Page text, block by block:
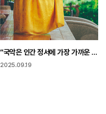
“국악은 인간 정서에 가장 가까운 음악 우리 소리에 모두 같이 눈 떠보세!”
2025.09.19